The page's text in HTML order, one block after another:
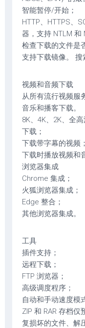
智能暂停/开始；
HTTP、HTTPS、
器，支持 NTLM 和
检查下载的文件是
支持下载镜像。 搜
视频和音频下载
从所有流行视频服
音乐和播客下载。
8K、4K、2K、全
下载；
下载带字幕的视频；
下载时播放视频和
浏览器集成
Chrome 集成；
火狐浏览器集成；
Edge 整合；
其他浏览器集成。
工具
插件支持；
远程下载；
FTP 浏览器；
高级调度程序；
自动和手动速度模
ZIP 和 RAR 存档
复损坏的文件、解